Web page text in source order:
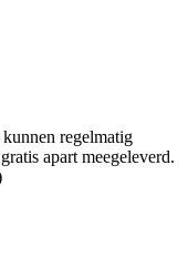
regelmatig
apart meegeleverd.